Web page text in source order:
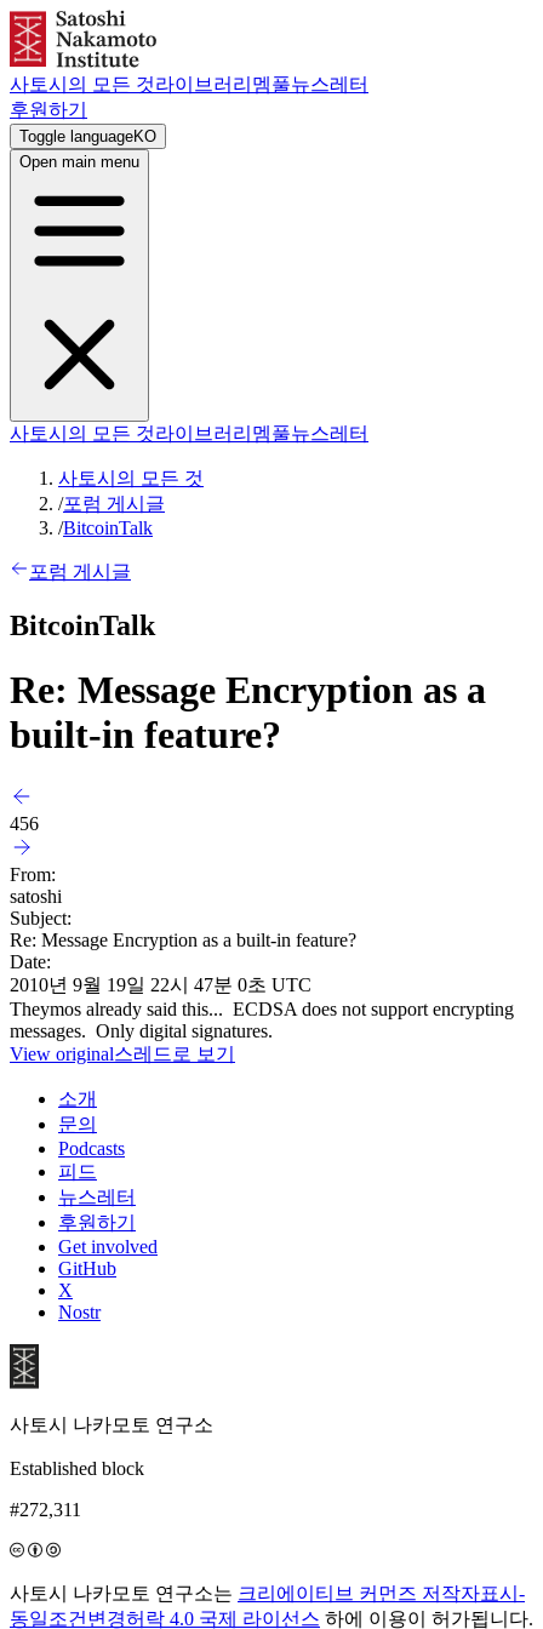
사토시의 모든 것라이브러리 멤풀뉴스레터
후원하기
Toggle languageKO
Open main menu
사토시의 모든 것라이브러리 멤풀뉴스레터
사토시의 모든 것
/포럼 게시글
/BitcoinTalk
포럼 게시글
BitcoinTalk
Re: Message Encryption as a
built-in feature?
456
From:
satoshi
Subject:
Re: Message Encryption as a built-in feature?
Date:
2010년 9월 19일 22시 47분 0초 UTC
Theymos already said this... ECDSA does not support encrypting
messages. Only digital signatures.
View original스레드로 보기
소개
문의
Podcasts
피드
뉴스레터
후원하기
Get involved
GitHub
X
Nostr
사토시 나카모토 연구소
Established block
#272,311
사토시 나카모토 연구소는 크리에이티브 커먼즈 저작자표시-
동일조건변경허락 4.0 국제 라이선스 하에 이용이 허가됩니다.